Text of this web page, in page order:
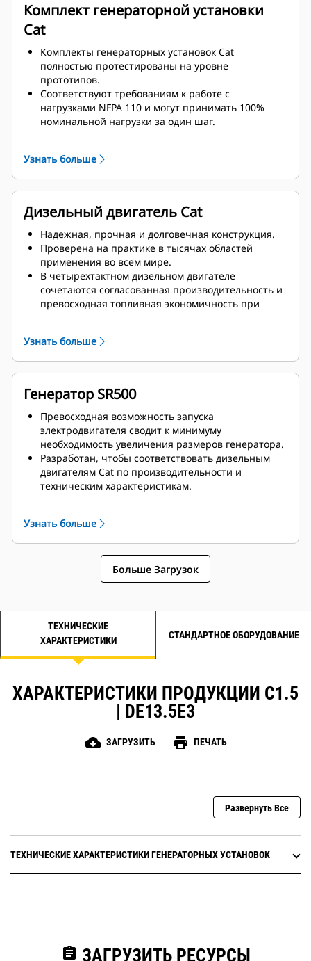
Комплект генераторной установки
Cat
Комплекты генераторных установок Cat
полностью протестированы на уровне
прототипов.
Соответствуют требованиям к работе с
нагрузками NFPA 110 и могут принимать 100%
номинальной нагрузки за один шаг.
характеристикам.
Узнать больше
Дизельный двигатель Cat
Надежная, прочная и долговечная конструкция.
Проверена на практике в тысячах областей
применения во всем мире.
В четырехтактном дизельном двигателе
сочетаются согласованная производительность и
превосходная топливная экономичность при
Узнать больше
Генератор SR500
Превосходная возможность запуска
электродвигателя сводит к минимуму
необходимость увеличения размеров генератора.
Разработан, чтобы соответствовать дизельным
двигателям Cat по производительности и
техническим характеристикам.
Узнать больше
Больше Загрузок
ТЕХНИЧЕСКИЕ
ХАРАКТЕРИСТИКИ
СТАНДАРТНОЕ ОБОРУДОВАНИЕ
ХАРАКТЕРИСТИКИ ПРОДУКЦИИ C1.5
| DE13.5E3
cloud_download ЗАГРУЗИТЬ print ПЕЧАТЬ
Развернуть Все
ТЕХНИЧЕСКИЕ ХАРАКТЕРИСТИКИ ГЕНЕРАТОРНЫХ УСТАНОВОК
assignment ЗАГРУЗИТЬ РЕСУРСЫ